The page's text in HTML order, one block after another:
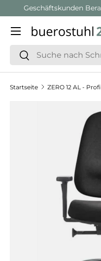
Direkt zum Inhalt
Geschäftskunden
Suchen
Suchen
Menü
Startseite ZERO 12 AL -
Zu